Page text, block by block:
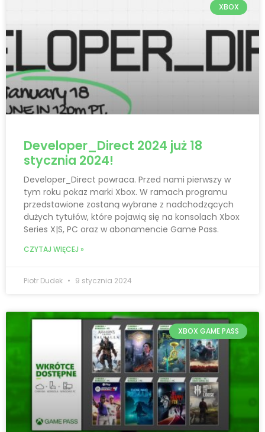
XBOX
Developer_Direct 2024 już 18
stycznia 2024!
Developer_Direct powraca. Przed nami pierwszy w
tym roku pokaz marki Xbox. W ramach programu
przedstawione zostaną wybrane z nadchodzących
dużych tytułów, które pojawią się na konsolach Xbox
Series X|S, PC oraz w abonamencie Game Pass.
CZYTAJ WIĘCEJ »
Piotr Dudek 9 stycznia 2024
XBOX GAME PASS